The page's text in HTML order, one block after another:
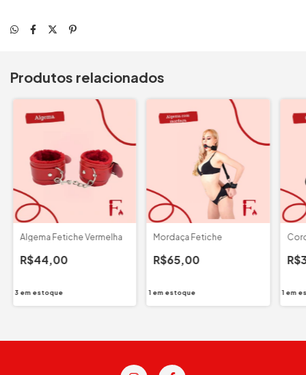
Produtos relacionados
Algema Fetiche Vermelha
R$44,00
3 em estoque
Mordaça Fetiche
R$65,00
1 em estoque 1 em